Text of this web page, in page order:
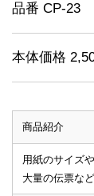
品番 CP-23
本体価格
商品紹介
用紙のサイズ
大量の伝票な